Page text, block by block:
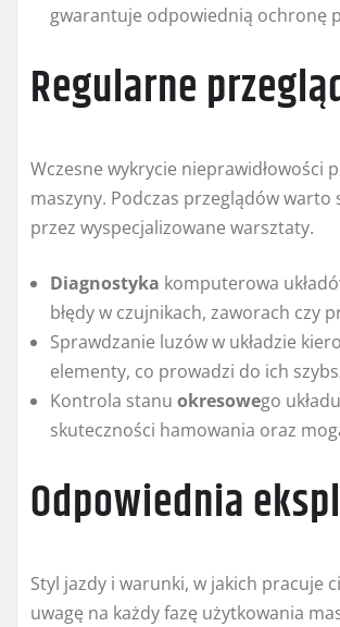
gwarantuje odpowiednią ochronę
Regularne
Wczesne wykrycie nieprawidłowości
maszyny. Podczas przeglądów
przez wyspecjalizowane warsztaty.
Diagnostyka komputerowa
błędy w czujnikach, zaworach czy
Sprawdzanie luzów w układzie
elementy, co prowadzi do ich
Kontrola stanu okresowego
skuteczności hamowania oraz
Odpowiednia
Styl jazdy i warunki, w jakich pracuje
uwagę na każdy fazę użytkowania